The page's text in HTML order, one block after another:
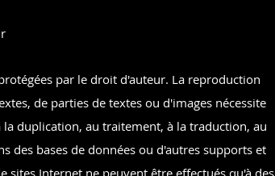
par le droit d'auteur. La reproduction
de parties de textes ou d'images nécessite
duplication, au traitement, à la traduction, au
des bases de données ou d'autres supports et
sites Internet ne peuvent être effectués qu'à des